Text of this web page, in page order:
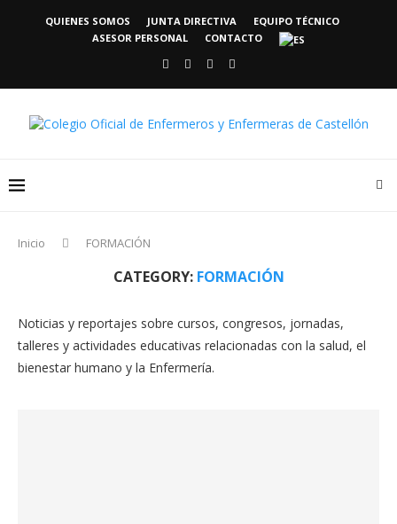
QUIENES SOMOS JUNTA DIRECTIVA
EQUIPO TÉCNICO
ASESOR PERSONAL
CONTACTO
Inicio FORMACIÓN
CATEGORY: FORMACIÓN
Noticias y reportajes sobre cursos, congresos, jornadas,
talleres y actividades educativas relacionadas con la salud, el
bienestar humano y la Enfermería.